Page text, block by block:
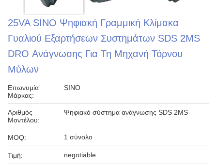
25VA SINO Ψηφιακή Γραμμική Κλίμακα
Γυαλιού Εξαρτήσεων Συστημάτων SDS 2MS
DRO Ανάγνωσης Για Τη Μηχανή Τόρνου
Μύλων
Επωνυμία
Μάρκας:
SINO
Αριθμός
Μοντέλου:
Ψηφιακό σύστημα ανάγνωσης SDS 2MS
MOQ: 1 σύνολο
Τιμή: negotiable